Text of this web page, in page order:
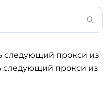
следующий прокси из
следующий прокси из